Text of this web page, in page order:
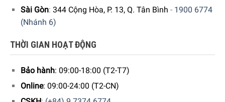
Sài Gòn: 344 Cộng Hòa, P. 13, Q. Tân Bình - 1900 6774
(Nhánh 6)
THỜI GIAN HOẠT ĐỘNG
Bảo hành: 09:00-18:00 (T2-T7)
Online: 09:00-24:00 (T2-CN)